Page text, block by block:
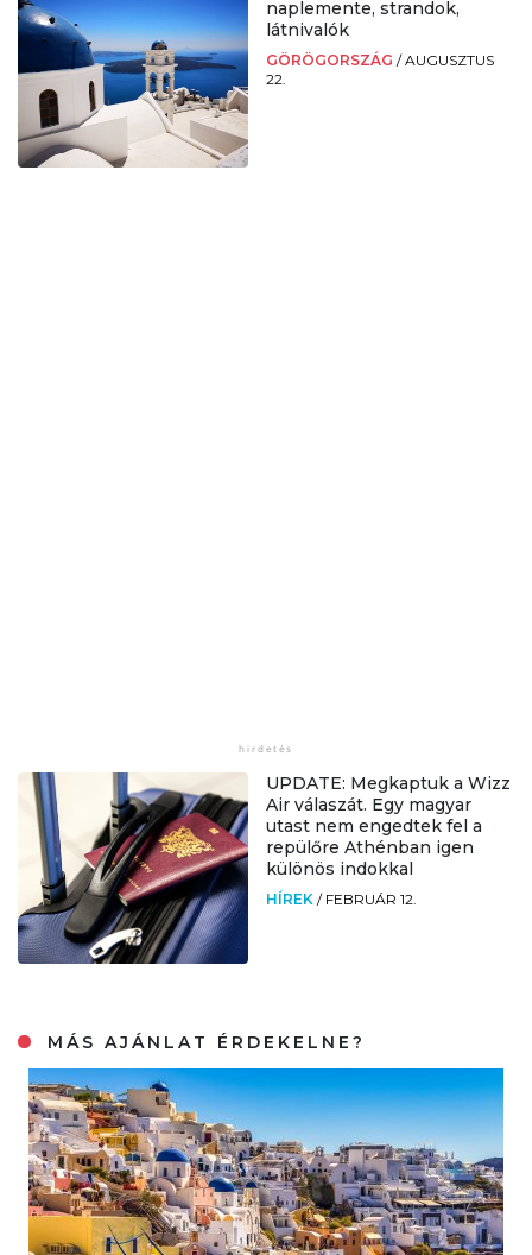
naplemente, strandok,
látnivalók
GÖRÖGORSZÁG /AUGUSZTUS
22.
UPDATE: Megkaptuk a Wizz
Air válaszát. Egy magyar
utast nem engedtek fel a
repülőre Athénban igen
különös indokkal
HÍREK / FEBRUÁR 12.
MÁS AJÁNLAT ÉRDEKELNE?